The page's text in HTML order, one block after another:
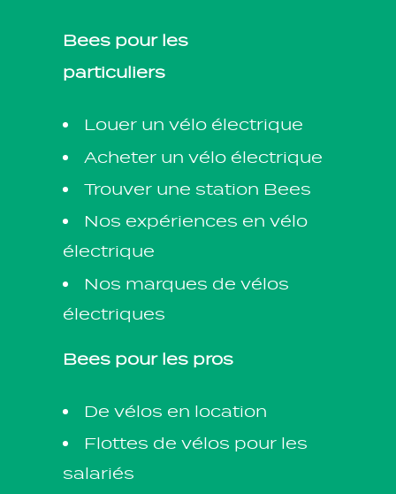
Bees pour les
particuliers
Louer un vélo électrique
Acheter un vélo électrique
Trouver une station Bees
Nos expériences en vélo
électrique
Nos marques de vélos
électriques
Bees pour les pros
De vélos en location
Flottes de vélos pour les
salariés